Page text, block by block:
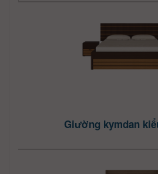
Giường kymdan